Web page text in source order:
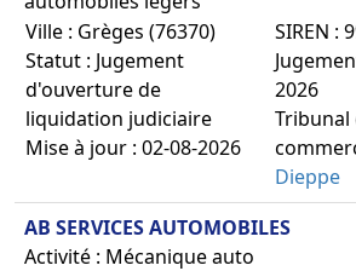
Ville : Grèges (76370)
Statut : Jugement
d'ouverture de
liquidation judiciaire
Mise à jour : 02-08-2026
SIREN :
2026
Tribunal
Dieppe
AB SERVICES AUTOMOBILES
Activité : Mécanique auto